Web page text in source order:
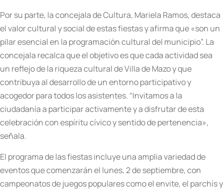
Por su parte, la concejala de Cultura, Mariela Ramos, destaca
el valor cultural y social de estas fiestas y afirma que «son un
pilar esencial en la programación cultural del municipio”. La
concejala recalca que el objetivo es que cada actividad sea
un reflejo de la riqueza cultural de Villa de Mazo y que
contribuya al desarrollo de un entorno participativo y
acogedor para todos los asistentes. “Invitamos a la
ciudadanía a participar activamente y a disfrutar de esta
celebración con espíritu cívico y sentido de pertenencia»,
señala.
El programa de las fiestas incluye una amplia variedad de
eventos que comenzarán el lunes, 2 de septiembre, con
campeonatos de juegos populares como el envite, el parchís y